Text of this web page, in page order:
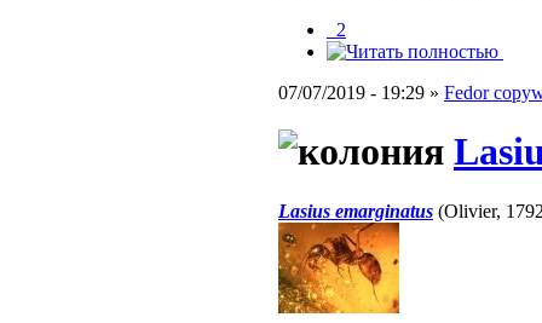
_2
07/07/2019 - 19:29 » Fedor
Lasius emarginatus (Olivier,